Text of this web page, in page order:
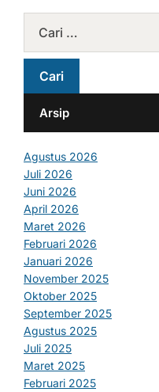
Arsip
Agustus 2026
Juli 2026
Juni 2026
April 2026
Maret 2026
Februari 2026
Januari 2026
November 2025
Oktober 2025
September 2025
Agustus 2025
Juli 2025
Maret 2025
Februari 2025